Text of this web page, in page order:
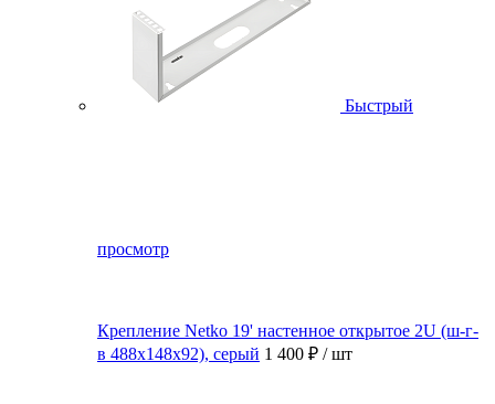
Быстрый
просмотр
Крепление Netko 19' настенное открытое 2U (ш-г-
в 488х148х92), серый 1 400 ₽ / шт